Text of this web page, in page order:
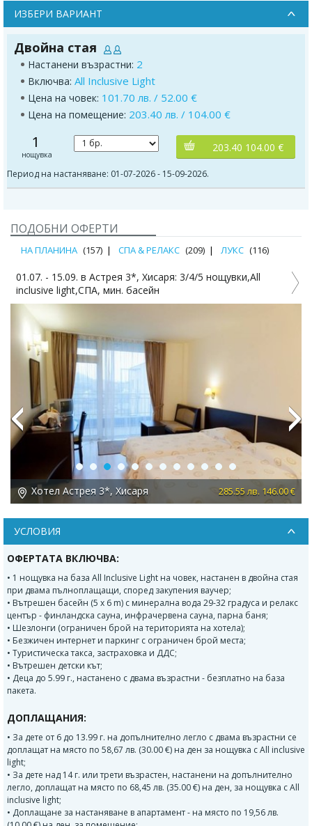
ИЗБЕРИ ВАРИАНТ
Двойна стая
Настанени възрастни: 2
Включва: All Inclusive Light
Цена на човек: 101.70 лв. / 52.00 €
Цена на помещение: 203.40 лв. / 104.00 €
1
нощувка
203.40 104.00 €
Период на настаняване: 01-07-2026 - 15-09-2026.
ПОДОБНИ ОФЕРТИ
НА ПЛАНИНА (157) СПА & РЕЛАКС (209) ЛУКС (116)
01.07. - 15.09. в Астрея 3*, Хисаря: 3/4/5 нощувки,All
inclusive light,СПА, мин. басейн
Хотел Астрея 3*, Хисаря 285.55 лв. 146.00 €
Next
УСЛОВИЯ
ОФЕРТАТА ВКЛЮЧВА:
• 1 нощувка на база All Inclusive Light на човек, настанен в двойна стая
при двама пълноплащащи, според закупения ваучер;
• Вътрешен басейн (5 x 6 m) с минерална вода 29-32 градуса и релакс
център - финландска сауна, инфрачервена сауна, парна баня;
• Шезлонги (ограничен брой на територията на хотела);
• Безжичен интернет и паркинг с ограничен брой места;
• Туристическа такса, застраховка и ДДС;
• Вътрешен детски кът;
• Деца до 5.99 г., настанено с двама възрастни - безплатно на база
пакета.
ДОПЛАЩАНИЯ:
• За дете от 6 до 13.99 г. на допълнително легло с двама възрастни се
доплащат на място по 58,67 лв. (30.00 €) на ден за нощувка с All inclusive
light;
• За дете над 14 г. или трети възрастен, настанени на допълнително
легло, доплащат на място по 68,45 лв. (35.00 €) на ден, за нощувка с All
inclusive light;
• Доплащане за настаняване в апартамент - на място по 19,56 лв.